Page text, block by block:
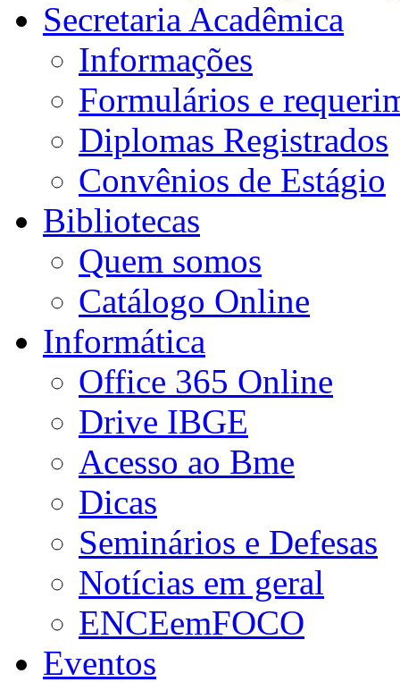
Secretaria Acadêmica
Informações
Formulários e
Diplomas Registrados
Convênios de Estágio
Bibliotecas
Quem somos
Catálogo Online
Informática
Office 365 Online
Drive IBGE
Acesso ao Bme
Dicas
Seminários e Defesas
Notícias em geral
ENCEemFOCO
Eventos